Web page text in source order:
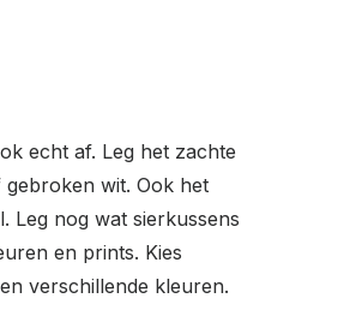
echt af. Leg het zachte
wit. Ook het
Leg nog wat sierkussens
en prints. Kies
verschillende kleuren.